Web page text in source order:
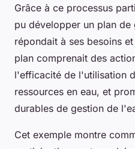
Grâce à ce processus
pu développer un plan
répondait à ses besoins
plan comprenait des
l'efficacité de l'utilisation
ressources en eau, et
durables de gestion de
Cet exemple montre